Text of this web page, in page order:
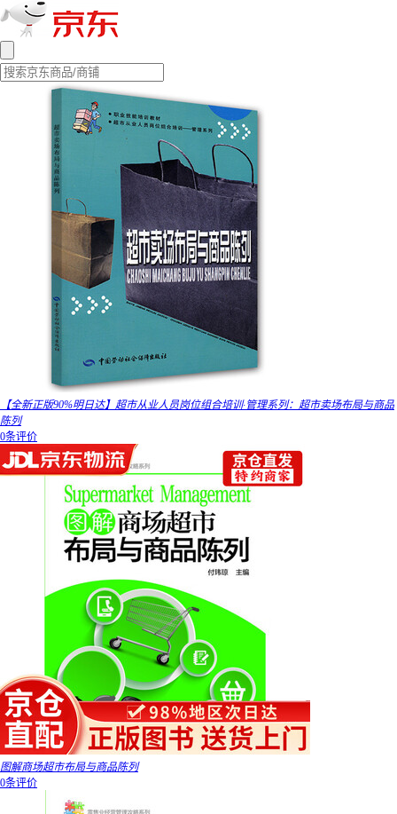
【全新正版90%明日达】超市从业人员岗位组合培训·管理系列：超市卖场布局与商品
陈列
0条评价
图解商场超市布局与商品陈列
0条评价